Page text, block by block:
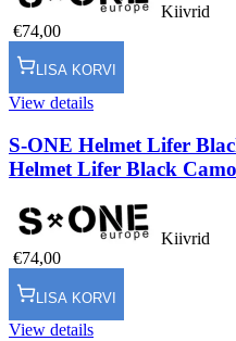
Kiivrid
€74,00
LISA KORVI
View details
S-ONE Helmet Lifer
Helmet Lifer Black
Kiivrid
€74,00
LISA KORVI
View details